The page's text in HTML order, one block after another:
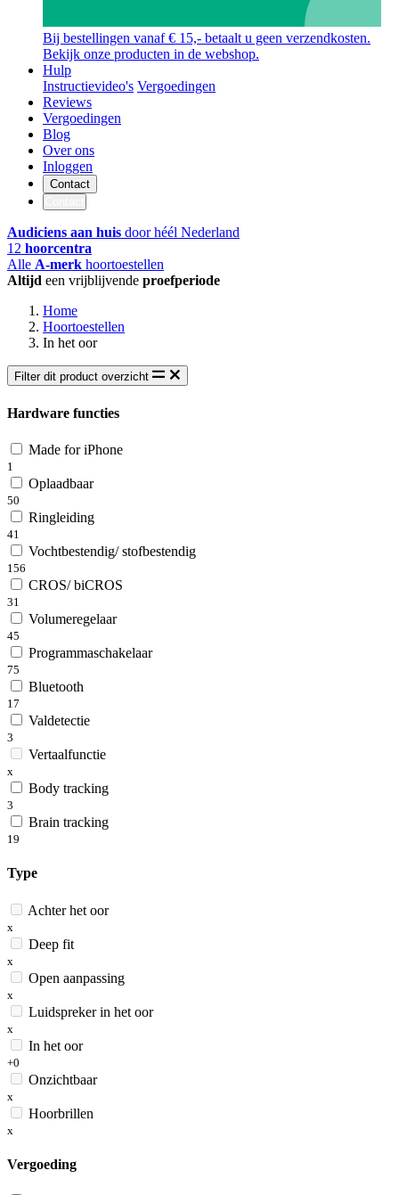
Bij bestellingen vanaf € 15,- betaalt u geen verzendkosten.
Bekijk onze producten in de webshop.
Hulp
Instructievideo's Vergoedingen
Reviews
Vergoedingen
Blog
Over ons
Inloggen
Contact
Audiciens aan huis door héél Nederland
12 hoorcentra
Alle A-merk hoortoestellen
Altijd een vrijblijvende proefperiode
Home
Hoortoestellen
In het oor
Filter dit product overzicht
Hardware functies
Made for iPhone
1
Oplaadbaar
50
Ringleiding
41
Vochtbestendig/ stofbestendig
156
CROS/ biCROS
31
Volumeregelaar
45
Programmaschakelaar
75
Bluetooth
17
Valdetectie
3
Vertaalfunctie
x
Body tracking
3
Brain tracking
19
Type
Achter het oor
x
Deep fit
x
Open aanpassing
x
Luidspreker in het oor
x
In het oor
+0
Onzichtbaar
x
Hoorbrillen
x
Vergoeding